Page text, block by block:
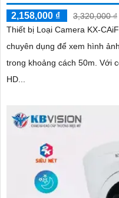
2,158,000 ₫
3,320,000 ₫
Thiết bị Loại Camera KX-
chuyên dụng để xem hình
trong khoảng cách 50m. Với công nghệ hình ảnh sắc nét Full
HD...